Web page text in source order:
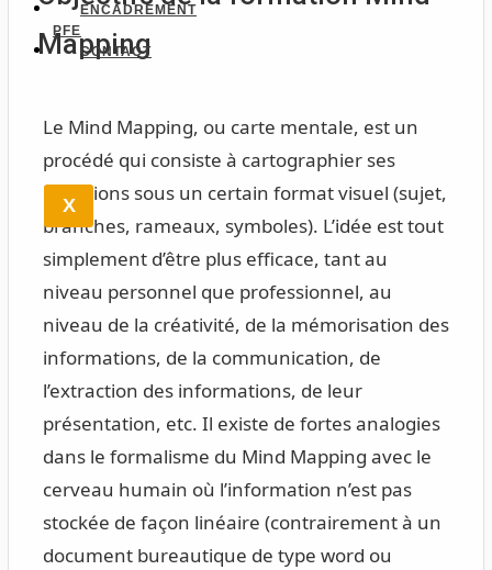
ENCADREMENT
PFE
CONTACT
X
Mapping
Le Mind Mapping, ou carte mentale, est un
procédé qui consiste à cartographier ses
réflexions sous un certain format visuel (sujet,
branches, rameaux, symboles). L’idée est tout
simplement d’être plus efficace, tant au
niveau personnel que professionnel, au
niveau de la créativité, de la mémorisation des
informations, de la communication, de
l’extraction des informations, de leur
présentation, etc. Il existe de fortes analogies
dans le formalisme du Mind Mapping avec le
cerveau humain où l’information n’est pas
stockée de façon linéaire (contrairement à un
document bureautique de type word ou